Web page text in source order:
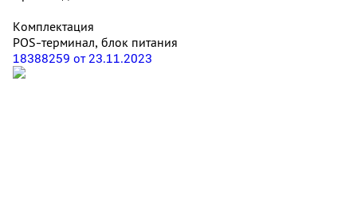
Комплектация
POS-терминал, блок питания
18388259 от 23.11.2023